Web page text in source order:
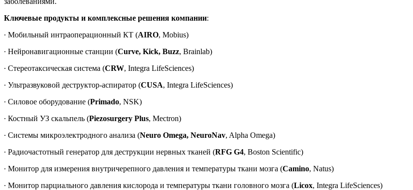
Ключевые продукты и комплексные решения компании:
∙ Мобильный интраоперационный КТ (AIRO, Mobius)
∙ Нейронавигационные станции (Curve, Kick, Buzz, Brainlab)
∙ Стереотаксическая система (CRW, Integra LifeSciences)
∙ Ультразвуковой деструктор-аспиратор (CUSA, Integra LifeSciences)
∙ Силовое оборудование (Primado, NSK)
∙ Костный УЗ скальпель (Piezosurgery Plus, Mectron)
∙ Системы микроэлектродного анализа (Neuro Omega, NeuroNav, Alpha Omega)
∙ Радиочастотный генератор для деструкции нервных тканей (RFG G4, Boston Scientific)
∙ Монитор для измерения внутричерепного давления и температуры ткани мозга (Camino, Natus)
∙ Монитор парциального давления кислорода и температуры ткани головного мозга (Licox, Integra LifeSciences)